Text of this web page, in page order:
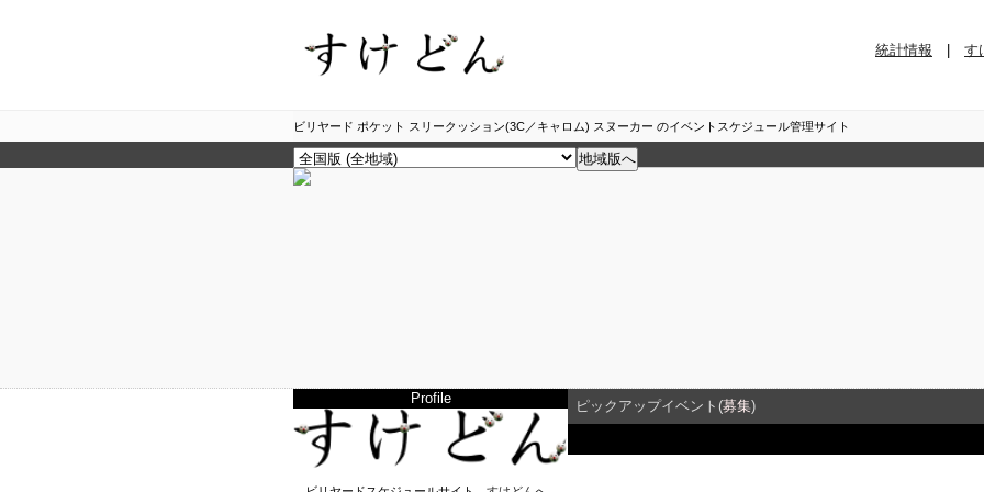
統計情報 | す
ビリヤード ポケット スリークッション(3C／キャロム) スヌーカー のイベントスケジュール管理サイト
Profile ピックアップイベント(募集)